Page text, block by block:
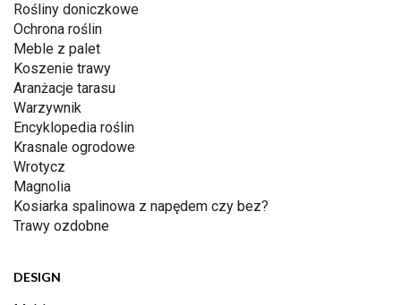
Rośliny doniczkowe
Ochrona roślin
Meble z palet
Koszenie trawy
Aranżacje tarasu
Warzywnik
Encyklopedia roślin
Krasnale ogrodowe
Wrotycz
Magnolia
Kosiarka spalinowa z napędem czy bez?
Trawy ozdobne
DESIGN